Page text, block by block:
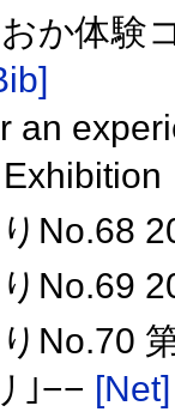
か体験
an
No.68
No.69
No.70
｣−− [Net]